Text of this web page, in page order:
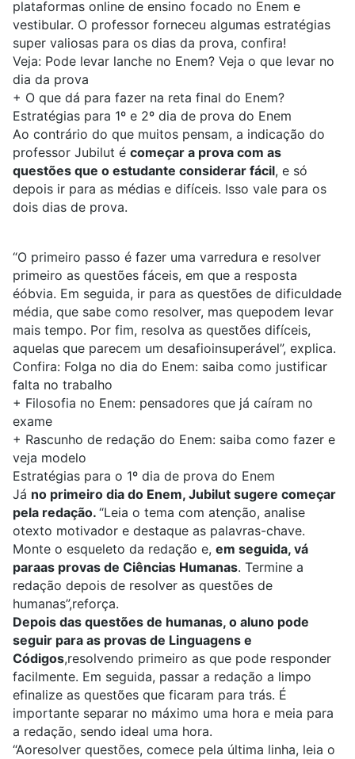
plataformas online de ensino focado no Enem e
vestibular. O professor forneceu algumas estratégias
super valiosas para os dias da prova, confira!
Veja: Pode levar lanche no Enem? Veja o que levar no
dia da prova
+ O que dá para fazer na reta final do Enem?
Estratégias para 1º e 2º dia de prova do Enem
Ao contrário do que muitos pensam, a indicação do
professor Jubilut é começar a prova com as
questões que o estudante considerar fácil, e só
depois ir para as médias e difíceis. Isso vale para os
dois dias de prova.
“O primeiro passo é fazer uma varredura e resolver
primeiro as questões fáceis, em que a resposta
éóbvia. Em seguida, ir para as questões de dificuldade
média, que sabe como resolver, mas quepodem levar
mais tempo. Por fim, resolva as questões difíceis,
aquelas que parecem um desafioinsuperável”, explica.
Confira: Folga no dia do Enem: saiba como justificar
falta no trabalho
+ Filosofia no Enem: pensadores que já caíram no
exame
+ Rascunho de redação do Enem: saiba como fazer e
veja modelo
Estratégias para o 1º dia de prova do Enem
Já no primeiro dia do Enem, Jubilut sugere começar
pela redação. “Leia o tema com atenção, analise
otexto motivador e destaque as palavras-chave.
Monte o esqueleto da redação e, em seguida, vá
paraas provas de Ciências Humanas. Termine a
redação depois de resolver as questões de
humanas”,reforça.
Depois das questões de humanas, o aluno pode
seguir para as provas de Linguagens e
Códigos,resolvendo primeiro as que pode responder
facilmente. Em seguida, passar a redação a limpo
efinalize as questões que ficaram para trás. É
importante separar no máximo uma hora e meia para
a redação, sendo ideal uma hora.
“Aoresolver questões, comece pela última linha, leia o